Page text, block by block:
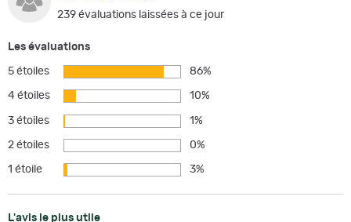
239 évaluations laissées à ce jour
Les évaluations
5 étoiles 86%
4 étoiles 10%
3 étoiles 1%
2 étoiles 0%
1 étoile 3%
L'avis le plus utile